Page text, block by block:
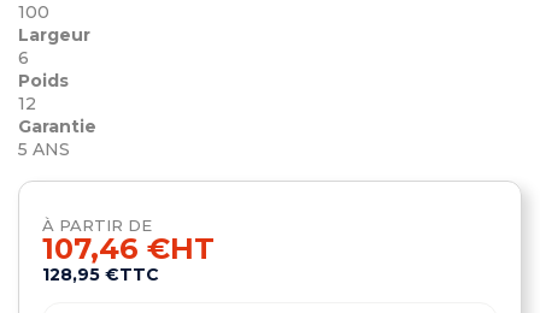
100
Largeur
6
Poids
12
Garantie
5 ANS
À PARTIR DE
107,46 €HT
128,95 €TTC